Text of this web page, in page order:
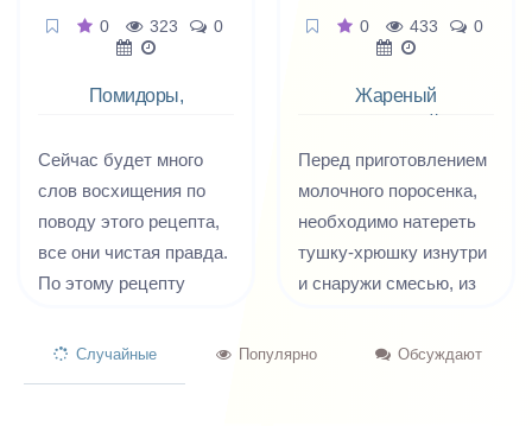
0 323 0
Помидоры,
со сладким
Сейчас будет много
слов восхищения по
поводу этого рецепта,
все они чистая правда.
По этому рецепту
всегда удачно - это раз.
0 433 0
Жареный
Перед приготовлением
молочного поросенка,
необходимо натереть
тушку-хрюшку изнутри
и снаружи смесью, из
черного перца,
Случайные Популярно Обсуждают